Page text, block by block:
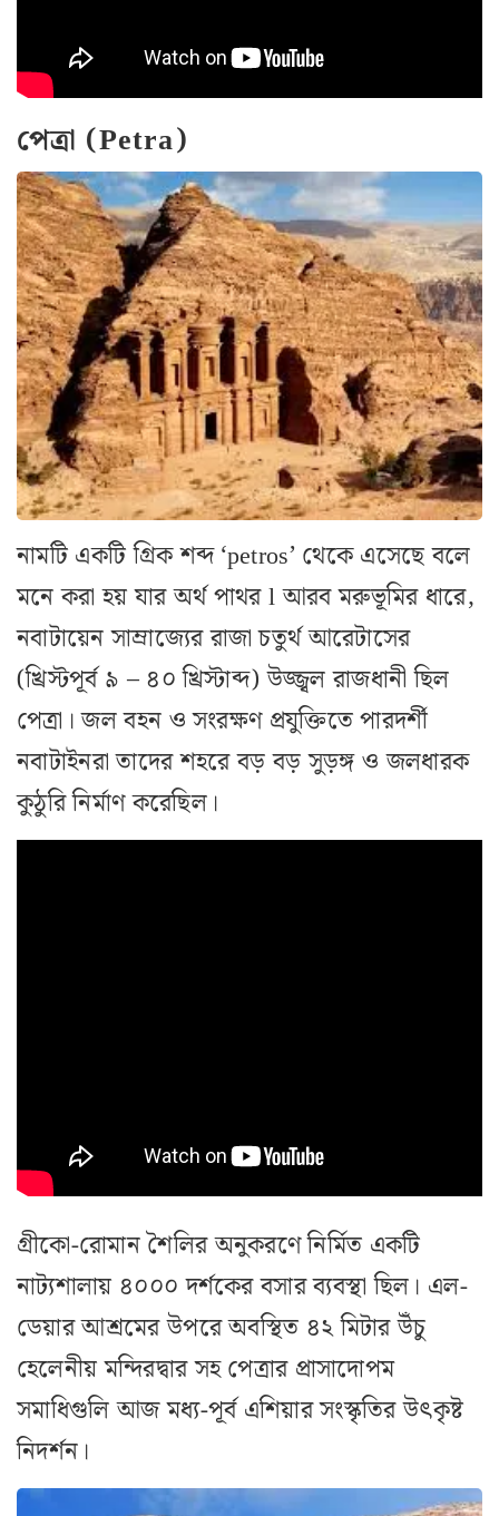
পেত্রা (Petra)
নামটি একটি গ্রিক শব্দ ‘petros’ থেকে এসেছে বলে
মনে করা হয় যার অর্থ পাথর l আরব মরুভূমির ধারে,
নবাটায়েন সাম্রাজ্যের রাজা চতুর্থ আরেটাসের
(খ্রিস্টপূর্ব ৯ – ৪০ খ্রিস্টাব্দ) উজ্জ্বল রাজধানী ছিল
পেত্রা। জল বহন ও সংরক্ষণ প্রযুক্তিতে পারদর্শী
নবাটাইনরা তাদের শহরে বড় বড় সুড়ঙ্গ ও জলধারক
কুঠুরি নির্মাণ করেছিল।
গ্রীকো-রোমান শৈলির অনুকরণে নির্মিত একটি
নাট্যশালায় ৪০০০ দর্শকের বসার ব্যবস্থা ছিল। এল-
ডেয়ার আশ্রমের উপরে অবস্থিত ৪২ মিটার উঁচু
হেলেনীয় মন্দিরদ্বার সহ পেত্রার প্রাসাদোপম
সমাধিগুলি আজ মধ্য-পূর্ব এশিয়ার সংস্কৃতির উৎকৃষ্ট
নিদর্শন।